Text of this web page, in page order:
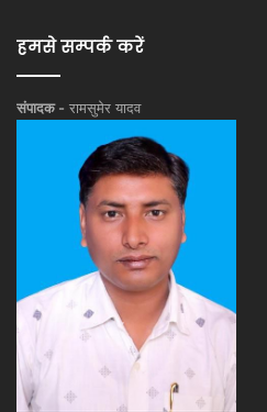
हमसे सम्पर्क करें
संपादक - रामसुमेर यादव